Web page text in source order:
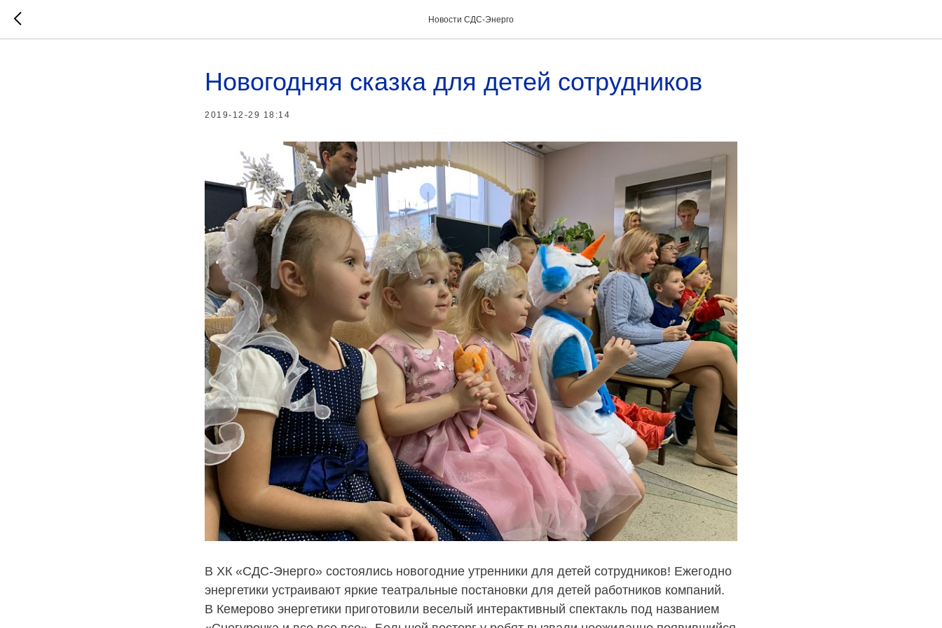
Новости СДС-Энерго
Новогодняя сказка для детей сотрудников
2019-12-29 18:14
В ХК «СДС-Энерго» состоялись новогодние утренники для детей сотрудников! Ежегодно
энергетики устраивают яркие театральные постановки для детей работников компаний.
В Кемерово энергетики приготовили веселый интерактивный спектакль под названием